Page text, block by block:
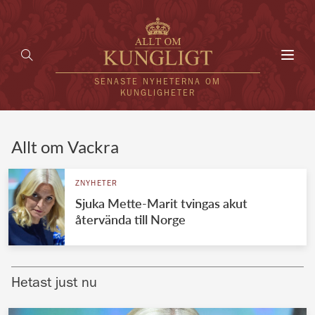
SENASTE NYHETERNA OM
KUNGLIGHETER
UTLÄNDSKT
VÄRLDENS KUNGAHUS
Brittiska kungahuset
Allt om Vackra
ZNYHETER
Sjuka Mette-Marit tvingas akut
återvända till Norge
Hetast just nu